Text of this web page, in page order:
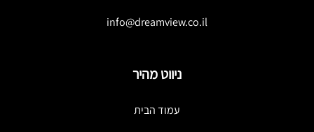
info@dreamview.co.il
ניווט מהיר
עמוד הבית